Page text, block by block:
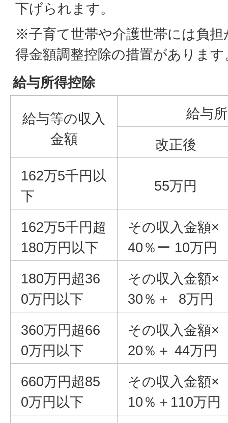
下げられます。
※子育て世帯や介護世帯には負
得金額調整控除の措置があります
給与所得控除
給与等の収入
金額
給与
改正後
162万5千円以
下
55万円
162万5千円超
180万円以下
その収入金額×
40％ー 10万円
180万円超36
0万円以下
その収入金額×
30％＋ 8万円
360万円超66
0万円以下
その収入金額×
20％＋ 44万円
660万円超85
0万円以下
その収入金額×
10％＋110万円